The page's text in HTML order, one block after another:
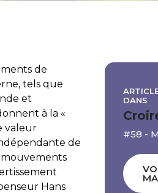
de
tels que
et
à la «
valeur
de
mouvements
Hans
DANS
#58 -